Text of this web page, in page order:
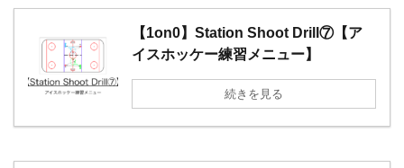
【1on0】Station Shoot Drill⑦【ア
イスホッケー練習メニュー】
続きを見る